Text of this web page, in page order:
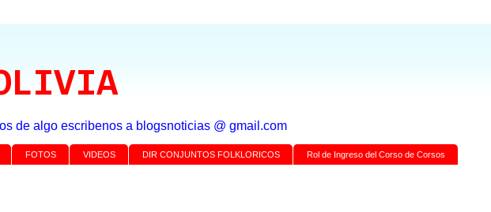
de algo escribenos a blogsnoticias @ gmail.com
FOTOS VIDEOS DIR CONJUNTOS FOLKLORICOS Rol de Ingreso del Corso de Corsos